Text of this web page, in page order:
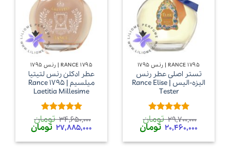
RANCE 1795 | رنس ۱۷۹۵
تستر اصلی عطر رنس
الیزه-الیس | Rance Elise
Tester
امتیاز5از
5
29,700,000 تومان
قیمت
اصلی
29,700,000 تومان
بود.
20,460,000 تومان
20,460,000 تومان
است.
RANCE 1795 | رنس ۱۷۹۵
عطر ادکلن رنس لتیتیا
میلسیم | Rance 1795
Laetitia Millesime
امتیاز5از
5
34,650,000 تومان
قیمت
اصلی
34,650,000 تومان
بود.
27,885,000 تومان
است.